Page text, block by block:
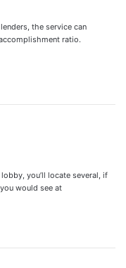
the service can
ratio.
you’ll locate several, if
would see at